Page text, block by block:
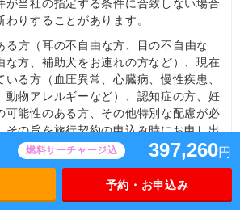
燃料サーチャージ込 397,260円
予約・お申込み
が当社の指定する条件に合致しない場合
わりすることがあります。
る方（耳の不自由な方、目の不自由な
な方、補助犬をお連れの方など）、現在
いる方（血圧異常、心臓病、慢性疾患、
動物アレルギーなど）、認知症の⽅、妊
可能性のある方、その他特別な配慮が必
その旨を旅行契約の申込み時にお申し出
可能かつ合理的な範囲内でこれに応じま
および旅行中に必要とされる措置につい
当社よりお伺いします。（旅行契約の成
態になった場合も直ちにお申し出くださ